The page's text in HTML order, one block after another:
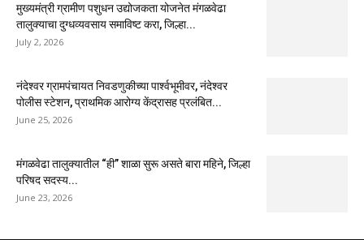
मुख्यमंत्री ग्रामीण पशुधन उद्योजकता योजनेत मंगळवेढा
तालुक्याचा दुग्धव्यवसाय समाविष्ट करा, जिल्हा...
July 2, 2026
नंदेश्वर ग्रामपंचायत निवडणुकीच्या पार्श्वभूमीवर, नंदेश्वर
पोलीस स्टेशन, प्राथमिक आरोग्य केंद्रासह प्रलंबित...
June 25, 2026
मंगळवेढा तालुक्यातील “ही” शाळा सुरू असते बारा महिने, जिल्हा
परिषद सदस्य...
June 23, 2026